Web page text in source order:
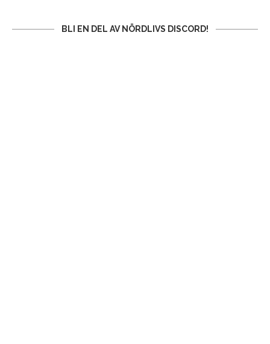
BLI EN DEL AV NÖRDLIVS DISCORD!